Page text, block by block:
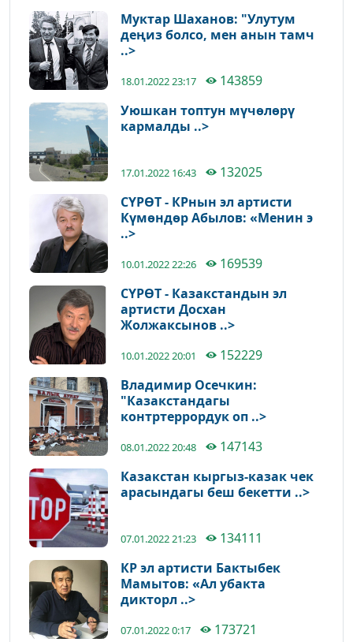
Муктар Шаханов: "Улутум
деңиз болсо, мен анын тамч
..>
18.01.2022 23:17
143859
Уюшкан топтун мүчөлөрү
кармалды ..>
17.01.2022 16:43
132025
СҮРӨТ - КРнын эл артисти
Күмөндөр Абылов: «Менин э
..>
10.01.2022 22:26
169539
СҮРӨТ - Казакстандын эл
артисти Досхан
Жолжаксынов ..>
10.01.2022 20:01
152229
Владимир Осечкин:
"Казакстандагы
контртеррордук оп ..>
08.01.2022 20:48
147143
Казакстан кыргыз-казак чек
арасындагы беш бекетти ..>
07.01.2022 21:23
134111
КР эл артисти Бактыбек
Мамытов: «Ал убакта
дикторл ..>
07.01.2022 0:17
173721